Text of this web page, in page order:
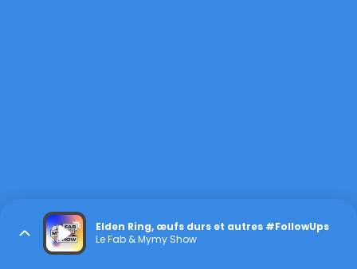
Elden Ring, œufs durs et autres #FollowUps
Le Fab & Mymy Show